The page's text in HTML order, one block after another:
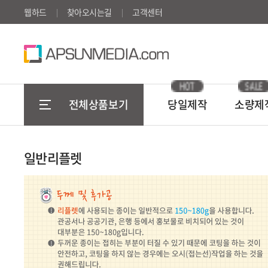
웹하드 찾아오시는길 고객센터
전체상품보기 당일제작
HOT
소량제
SALE
일반리플렛